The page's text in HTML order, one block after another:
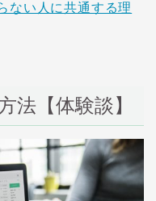
ない人に共通する理
法【体験談】